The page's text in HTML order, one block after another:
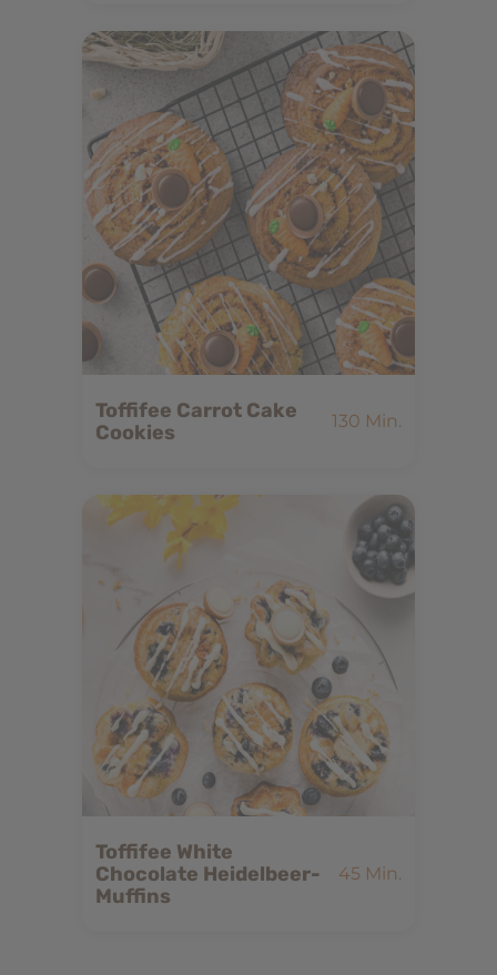
Toffifee Carrot Cake
Cookies
130 Min.
Toffifee White
Chocolate Heidelbeer-
Muffins
45 Min.